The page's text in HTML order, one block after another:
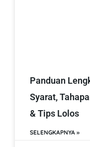
Panduan
Syarat,
& Tips Lolos
SELENGKAPNYA »